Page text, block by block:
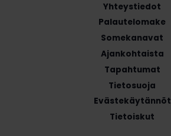
Yhteystiedot
Palautelomake
Somekanavat
Ajankohtaista
Tapahtumat
Tietosuoja
Evästekäytännöt
Tietoiskut